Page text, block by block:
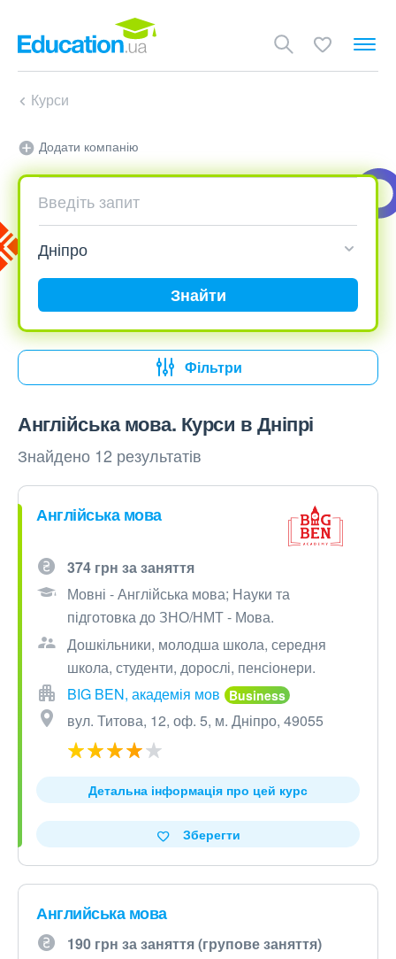
Курси
Додати компанію
Знайти
Фільтри
Англійська мова. Курси в Дніпрі
Знайдено 12 результатів
Англійська мова
374 грн за заняття
Мовні - Англійська мова; Науки та
підготовка до ЗНО/НМТ - Мова.
Дошкільники, молодша школа, середня
школа, студенти, дорослі, пенсіонери.
BIG BEN, академія мов
вул. Титова, 12, оф. 5, м. Дніпро, 49055
Детальна інформація про цей курс
Зберегти
Английська мова
190 грн за заняття (групове заняття)